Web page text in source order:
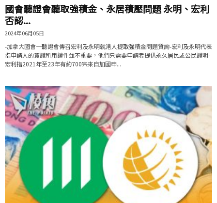
國會聽證會聽取強積金、永居積壓問題 永明、宏利
否認...
2024年06月05日
-加拿大國會一聽證會傳召宏利及永明就港人提取強積金問題質詢-宏利及永明代表
指申請人的簽證所用證件並不重要，他們只需要申請者提供永久居民或公民證明-
宏利指2021年至23年有約700宗來自加國申...